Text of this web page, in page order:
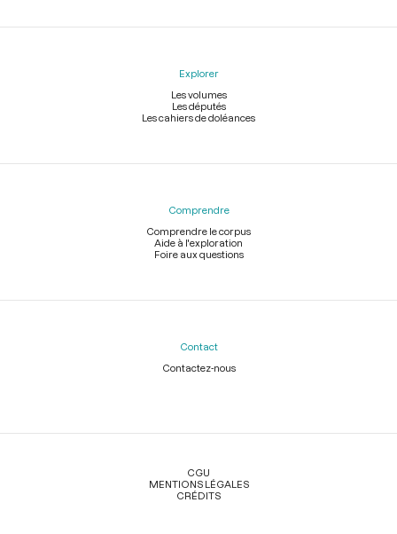
Explorer
Les volumes
Les députés
Les cahiers de doléances
Comprendre
Comprendre le corpus
Aide à l'exploration
Foire aux questions
Contact
Contactez-nous
Légal
CGU
MENTIONS LÉGALES
CRÉDITS